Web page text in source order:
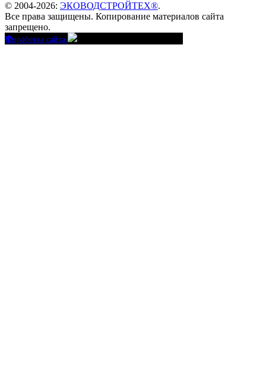
© 2004-2026: ЭКОВОДСТРОЙТЕХ®.
Все права защищены. Копирование материалов сайта
запрещено.
Разработка сайта